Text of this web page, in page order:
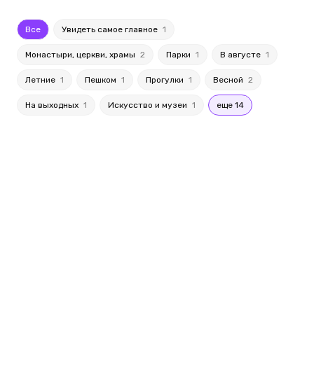
Все Увидеть самое главное 1
Монастыри, церкви, храмы 2 Парки 1 В августе 1
Летние 1 Пешком 1 Прогулки 1 Весной 2
На выходных 1 Искусство и музеи 1 еще 14